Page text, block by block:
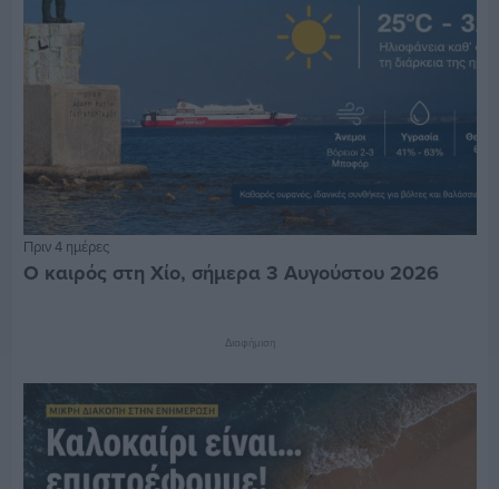
Πριν 4 ημέρες
Ο καιρός στη Χίο, σήμερα 3 Αυγούστου 2026
Διαφήμιση